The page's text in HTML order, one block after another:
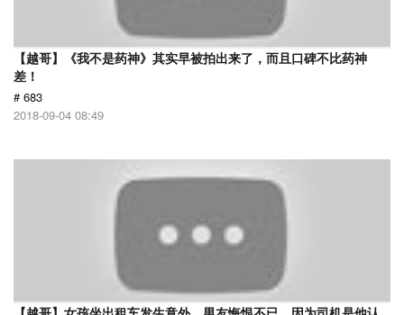
【越哥】《我不是药神》其实早被拍出来了，而且口碑不比药神
差！
# 683
2018-09-04 08:49